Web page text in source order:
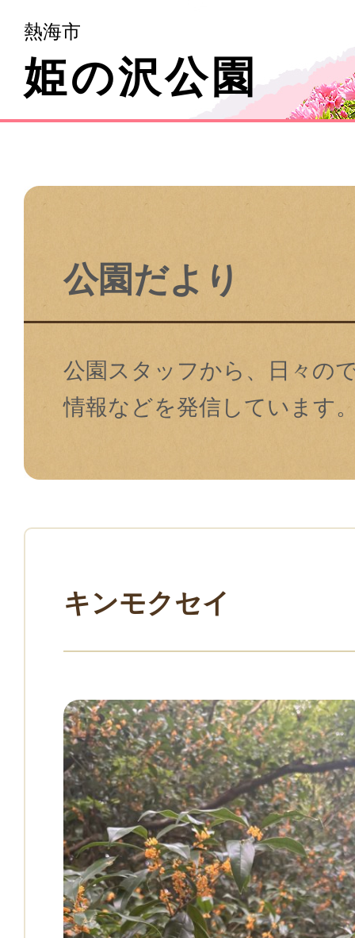
熱海市
姫の沢公園
公園だより
公園スタッフから、日々の
情報などを発信しています
キンモクセイ